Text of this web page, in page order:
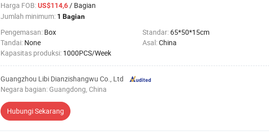
Harga FOB:US$114,6/ Bagian
Jumlah minimum: 1 Bagian
Pengemasan: Box Standar: 65*50*15cm
Tandai: None Asal:China
Kapasitas produksi: 1000PCS/Week
Guangzhou Libi Dianzishangwu Co., Ltd
Negara bagian: Guangdong, China
Hubungi Sekarang